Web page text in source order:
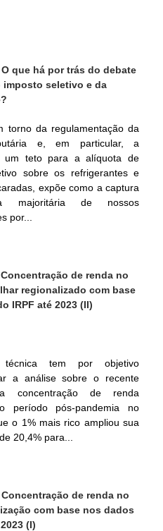
O que há por trás do debate
imposto seletivo e da
torno da regulamentação da
e, em particular, a
um teto para a alíquota de
sobre os refrigerantes e
expõe como a captura
majoritária de nossos
por...
de renda no
regionalizado com base
IRPF até 2023 (II)
tem por objetivo
a análise sobre o recente
concentração de renda
período pós-pandemia no
o 1% mais rico ampliou sua
20,4% para...
Concentração de renda no
com base nos dados
(I)